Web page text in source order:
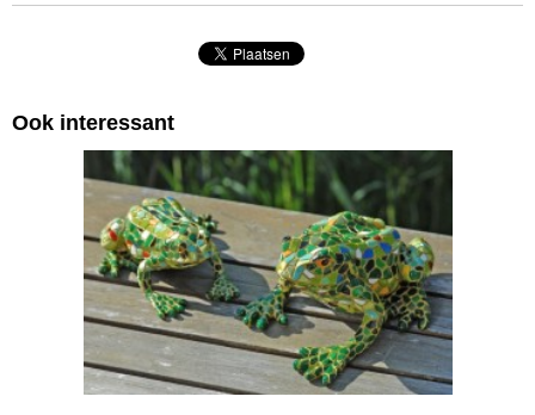
Ook interessant